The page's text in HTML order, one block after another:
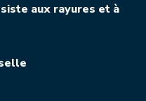
aux rayures et à